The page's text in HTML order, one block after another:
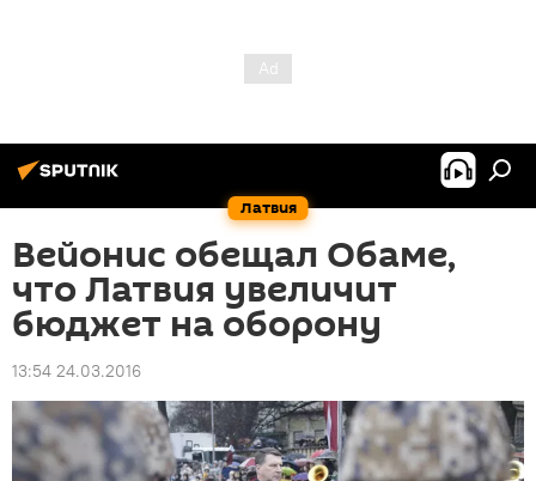
Латвия
Вейонис обещал Обаме,
что Латвия увеличит
бюджет на оборону
13:54 24.03.2016